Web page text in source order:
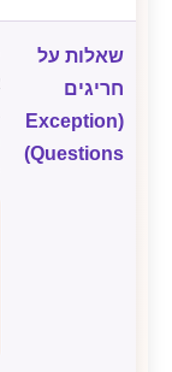
שאלות על
חריגים
(Exception
Questions)